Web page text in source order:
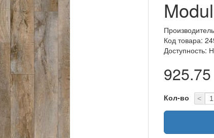
Код товара:
Доступность:
925.75
Кол-во <